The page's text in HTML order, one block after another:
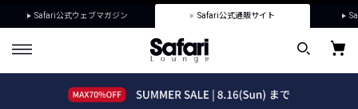
Safari公式ウェブマガジン Safari公式通販サイト